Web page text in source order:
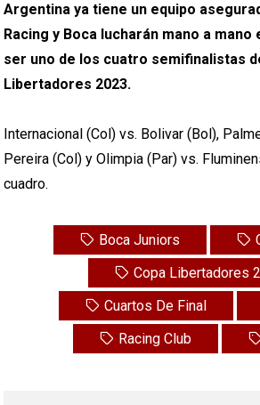
Argentina ya tiene un equipo
Racing y Boca lucharán mano a mano
ser uno de los cuatro semifinalistas
Libertadores 2023.
Internacional (Col) vs. Bolivar (Bol),
Pereira (Col) y Olimpia (Par) vs.
cuadro.
Boca Juniors
Copa Libertadores
Cuartos De Final
Racing Club